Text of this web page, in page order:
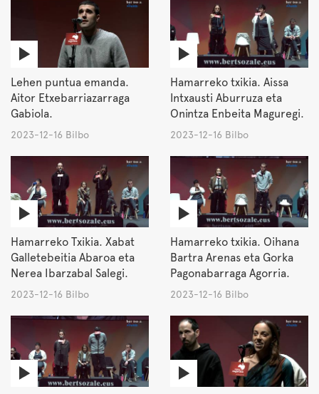
Lehen puntua emanda.
Aitor Etxebarriazarraga
Gabiola.
2023-12-16 Bilbo
Hamarreko txikia. Aissa
Intxausti Aburruza eta
Onintza Enbeita Maguregi.
2023-12-16 Bilbo
Hamarreko Txikia. Xabat
Galletebeitia Abaroa eta
Nerea Ibarzabal Salegi.
2023-12-16 Bilbo
Hamarreko txikia. Oihana
Bartra Arenas eta Gorka
Pagonabarraga Agorria.
2023-12-16 Bilbo